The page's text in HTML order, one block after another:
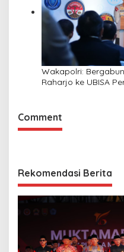
Wakapolri:
Raharjo ke UBISA
Comment
Rekomendasi Berita